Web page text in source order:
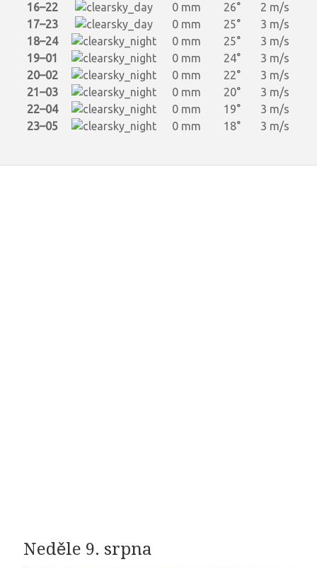
16–22
0 mm 26°
2 m/s
17–23
0 mm 25°
3 m/s
18–24
0 mm 25°
3 m/s
19–01
0 mm 24°
3 m/s
20–02
0 mm 22°
3 m/s
21–03
0 mm 20°
3 m/s
22–04
0 mm 19°
3 m/s
23–05
0 mm 18° 3 m/s
Neděle 9. srpna